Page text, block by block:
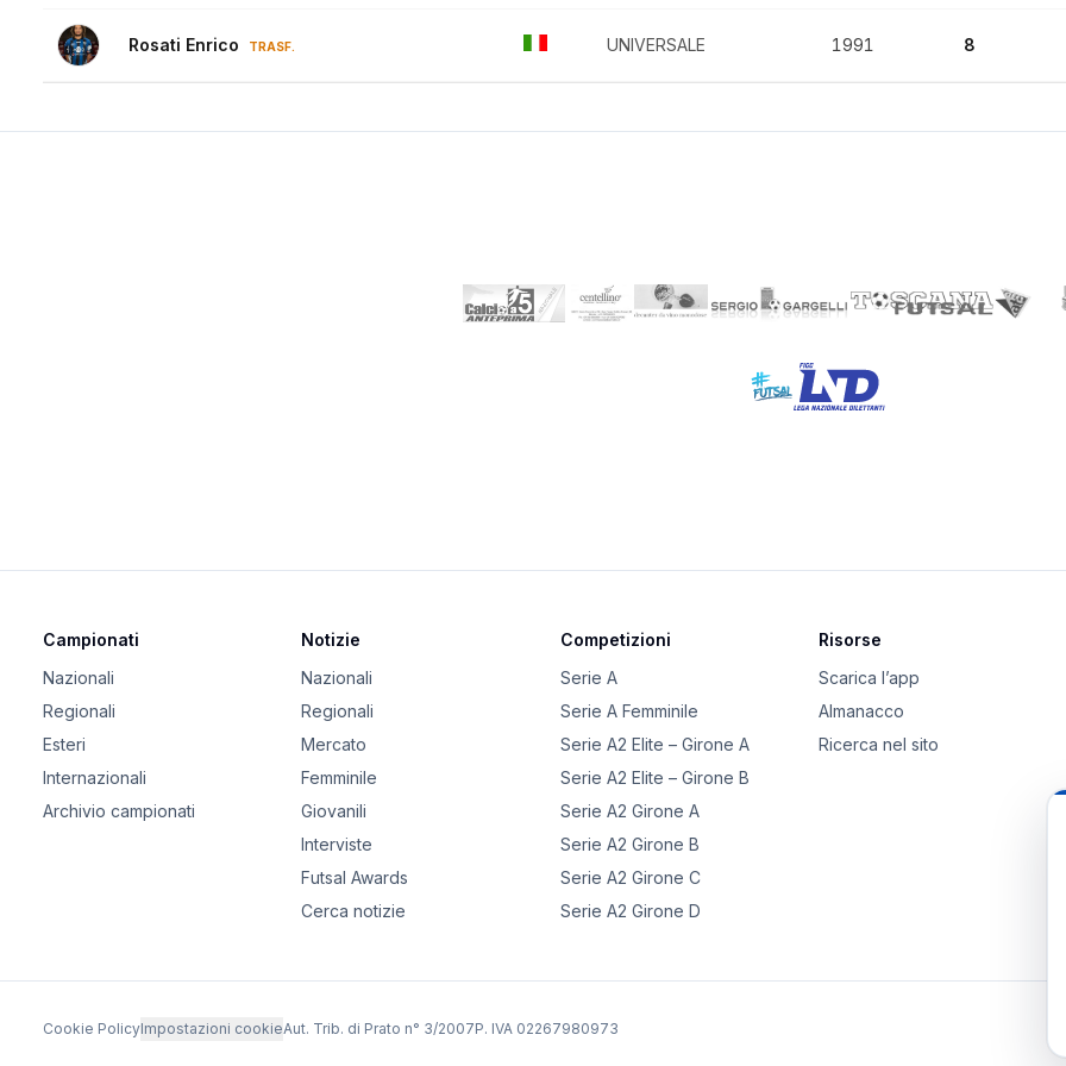
Rosati Enrico TRASF. UNIVERSALE 1991 8
Campionati
Nazionali
Regionali
Esteri
Internazionali
Archivio campionati
Notizie
Nazionali
Regionali
Mercato
Femminile
Giovanili
Interviste
Futsal Awards
Cerca notizie
Competizioni
Serie A
Serie A Femminile
Serie A2 Elite – Girone A
Serie A2 Elite – Girone B
Serie A2 Girone A
Serie A2 Girone B
Serie A2 Girone C
Serie A2 Girone D
Risorse
Scarica l’app
Almanacco
Ricerca nel sito
Cookie PolicyImpostazioni cookieAut. Trib. di Prato n° 3/2007P. IVA 02267980973